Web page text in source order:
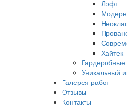
Лофт
Модерн
Хайтек
Гардеробные
Уникальный
Галерея работ
Отзывы
Контакты